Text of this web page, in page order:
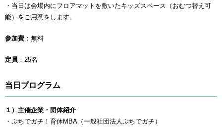
・当日は会場内にフロアマットを敷いたキッズスペース（おむつ替え可
能）をご用意をします。
参加費 ：無料
定員 ：25名
当日プログラム
１）主催企業・団体紹介
・ぷちでガチ！育休MBA（一般社団法人ぷちでガチ）